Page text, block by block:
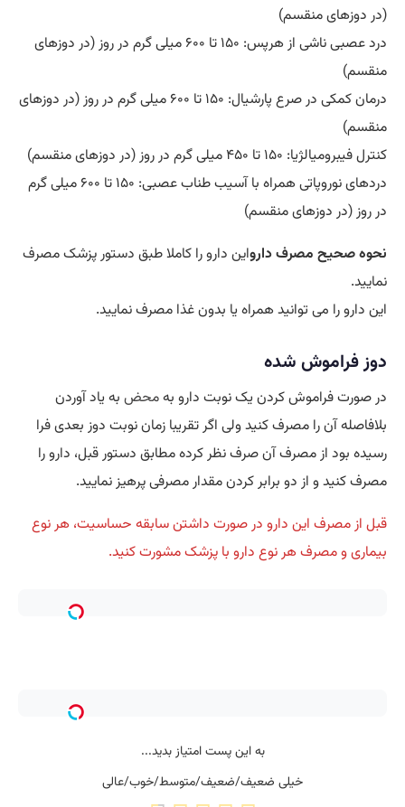
(در دوزهای منقسم)
درد عصبی ناشی از هرپس: ۱۵۰ تا ۶۰۰ میلی گرم در روز (در دوزهای
منقسم)
درمان کمکی در صرع پارشیال: ۱۵۰ تا ۶۰۰ میلی گرم در روز (در دوزهای
منقسم)
کنترل فیبرومیالژیا: ۱۵۰ تا ۴۵۰ میلی گرم در روز (در دوزهای منقسم)
دردهای نوروپاتی همراه با آسیب طناب عصبی: ۱۵۰ تا ۶۰۰ میلی گرم
در روز (در دوزهای منقسم)
نحوه صحیح مصرف دارواین دارو را کاملا طبق دستور پزشک مصرف
نمایید.
این دارو را می توانید همراه یا بدون غذا مصرف نمایید.
دوز فراموش شده
در صورت فراموش کردن یک نوبت دارو بهمحض به یاد آوردن
بلافاصله آن را مصرف کنید ولی اگر تقریبا زمان نوبت دوز بعدی فرا
رسیده بود از مصرف آن صرف نظر کرده مطابق دستور قبل، دارو را
مصرف کنید و از دو برابر کردن مقدار مصرفی پرهیز نمایید.
قبل از مصرف این دارو در صورت داشتن سابقه حساسیت، هر نوع
بیماری و مصرف هر نوع دارو با پزشک مشورت کنید.
به این پست امتیاز بدید...
خیلی ضعیف/ضعیف/متوسط/خوب/عالی